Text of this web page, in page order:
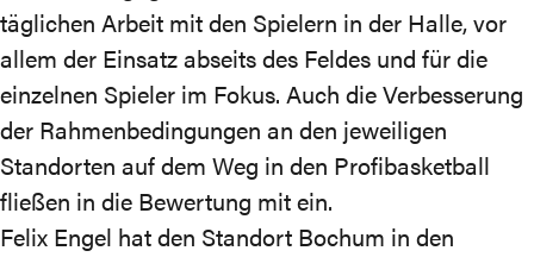
täglichen Arbeit mit den Spielern in der Halle, vor
allem der Einsatz abseits des Feldes und für die
einzelnen Spieler im Fokus. Auch die Verbesserung
der Rahmenbedingungen an den jeweiligen
Standorten auf dem Weg in den Profibasketball
fließen in die Bewertung mit ein.
Felix Engel hat den Standort Bochum in den